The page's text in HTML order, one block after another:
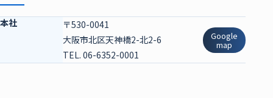
本社
〒530-0041
大阪市北区天神橋2-北2-6
TEL. 06-6352-0001
Google
map